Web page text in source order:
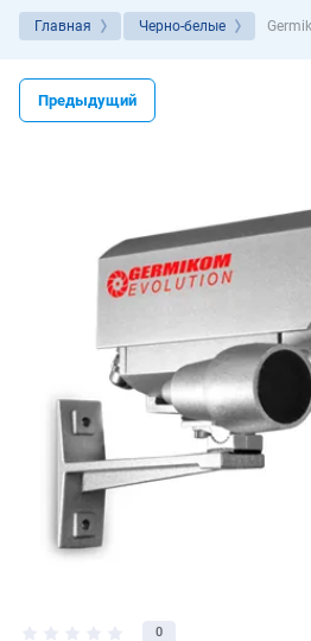
Главная Черно-белые
Предыдущий
0